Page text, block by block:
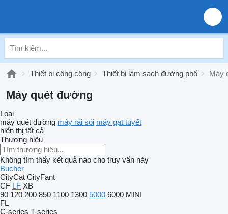
Thiết bị công cộng Thiết bị làm sạch đường phố Máy
Máy quét đường
Loại
máy quét đường máy rải sỏi máy gạt tuyết
hiển thị tất cả
Thương hiệu
Không tìm thấy kết quả nào cho truy vấn này
Bucher
CityCat CityFant
CF LF XB
90 120 200 850 1100 1300 5000 6000 MINI
FL
C-series T-series